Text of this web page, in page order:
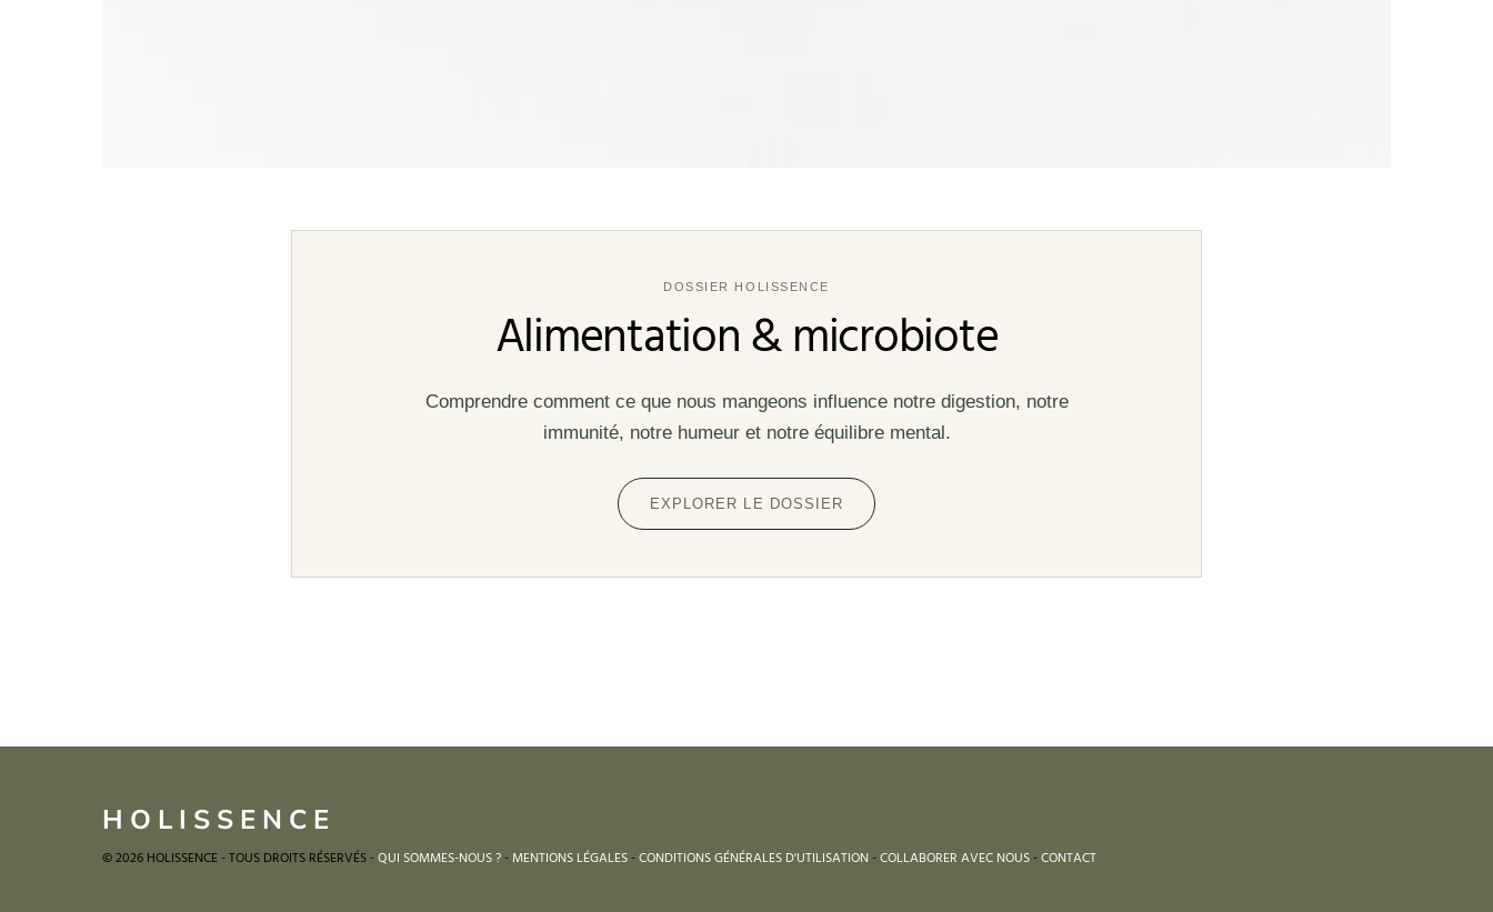
DOSSIER HOLISSENCE
Alimentation & microbiote
Comprendre comment ce que nous mangeons influence notre digestion, notre
immunité, notre humeur et notre équilibre mental.
EXPLORER LE DOSSIER
HOLISSENCE
© 2026 HOLISSENCE - TOUS DROITS RÉSERVÉS -QUI SOMMES-NOUS ?- MENTIONS LÉGALES-CONDITIONS GÉNÉRALES D'UTILISATION-COLLABORER AVEC NOUS-CONTACT